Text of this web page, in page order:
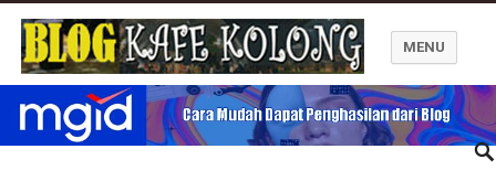
Blog Kafe Kolong
MENU